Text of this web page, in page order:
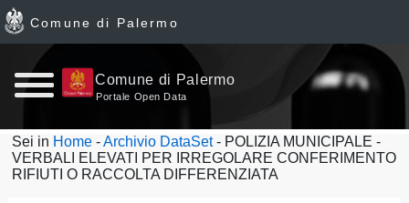
Home
News
Comune di Palermo
Comune di Palermo
Portale Open Data
Sei in Home -Archivio DataSet- POLIZIA MUNICIPALE -
VERBALI ELEVATI PER IRREGOLARE CONFERIMENTO
RIFIUTI O RACCOLTA DIFFERENZIATA